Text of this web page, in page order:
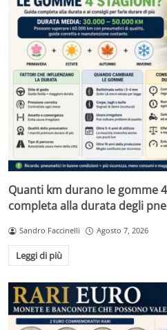
Quanti km durano le gomme
completa alla durata degli
Sandro Faccinelli Agosto 7, 2026
Leggi di più